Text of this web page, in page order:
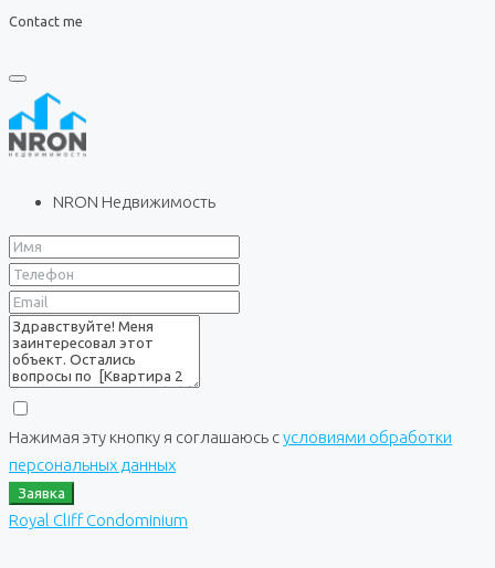
Contact me
NRON Недвижимость
Нажимая эту кнопку я соглашаюсь сусловиями обработки
персональных данных
Заявка
Royal Cliff Condominium